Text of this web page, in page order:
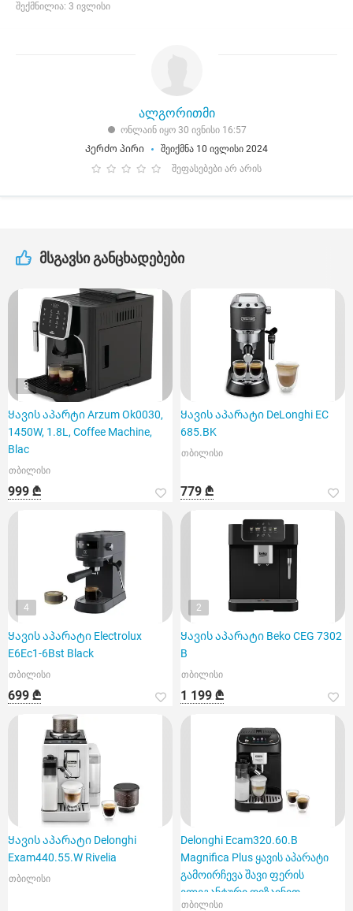
შექმნილია: 3 ივლისი
ალგორითმი
ონლაინ იყო 30 ივნისი 16:57
Კერძო პირი
შეიქმნა 10 ივლისი 2024
შეფასებები არ არის
მსგავსი განცხადებები
3
Ყავის აპარტი Arzum Ok0030,
1450W, 1.8L, Coffee Machine,
Blac
თბილისი
999 ₾
Ყავის აპარატი DeLonghi EC
685.BK
თბილისი
779 ₾
4
Ყავის აპარატი Electrolux
E6Ec1-6Bst Black
თბილისი
699 ₾
2
Ყავის აპარატი Beko CEG 7302
B
თბილისი
1 199 ₾
Ყავის აპარატი Delonghi
Exam440.55.W Rivelia
თბილისი
Delonghi Ecam320.60.B
Magnifica Plus ყავის აპარატი
გამოირჩევა შავი ფერის
ელეგანტური დიზაინით
თბილისი